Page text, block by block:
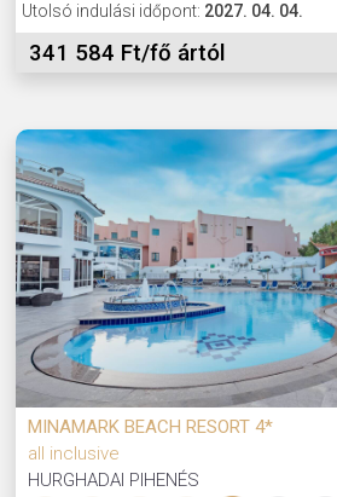
Utolsó indulási időpont: 2027. 04. 04.
341 584 Ft/fő ártól
MINAMARK BEACH RESORT 4*
all inclusive
HURGHADAI PIHENÉS